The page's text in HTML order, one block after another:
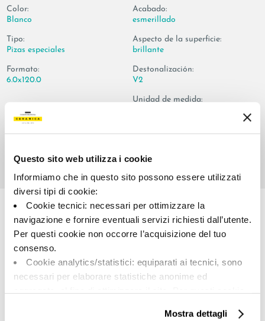
Questo sito web utilizza i cookie
Informiamo che in questo sito possono essere utilizzati
diversi tipi di cookie:
Cookie tecnici: necessari per ottimizzare la
navigazione e fornire eventuali servizi richiesti dall’utente.
Per questi cookie non occorre l’acquisizione del tuo
consenso.
Cookie analytics/statistici: equiparati ai tecnici, sono
necessari per elaborare statistiche anonime ed
Cookie di profilazione/marketing: sono utilizzati, solo
Mostra dettagli
Color:
Blanco
Tipo:
Pizas especiales
Formato:
6.0x120.0
Acabado:
esmerillado
Aspecto de la superficie:
brillante
Destonalización:
V2
Unidad de medida:
Share:
A brand of Cooperativa Ceramica d’Imola